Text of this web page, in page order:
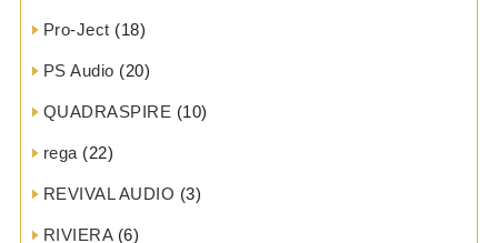
Pro-Ject (18)
PS Audio (20)
QUADRASPIRE (10)
rega (22)
REVIVAL AUDIO (3)
RIVIERA(6)